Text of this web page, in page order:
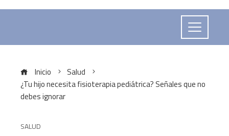
Inicio
Salud
¿Tu hijo necesita fisioterapia pediátrica? Señales que no
debes ignorar
SALUD